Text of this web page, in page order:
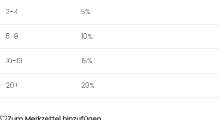
2-4 5%
5-9 10%
10-19 15%
20+ 20%